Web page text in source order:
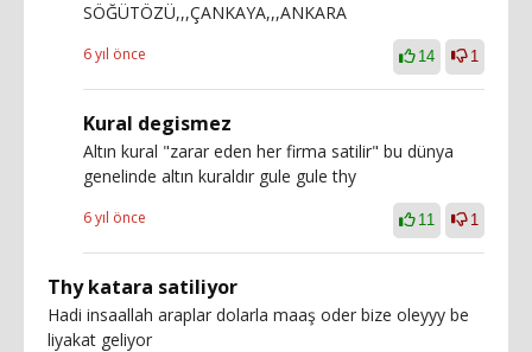
SÖĞÜTÖZÜ,,,ÇANKAYA,,,ANKARA
6 yıl önce 14 1
Kural degismez
Altın kural "zarar eden her firma satilir" bu dünya
genelinde altın kuraldır gule gule thy
6 yıl önce 11 1
Thy katara satiliyor
Hadi insaallah araplar dolarla maaş oder bize oleyyy be
liyakat geliyor